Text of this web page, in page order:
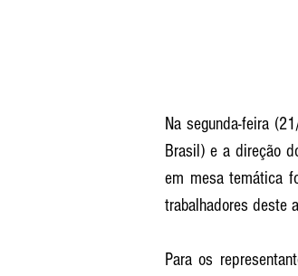
Na segunda-feira
Brasil) e a direção
em mesa temática
trabalhadores deste
Para os